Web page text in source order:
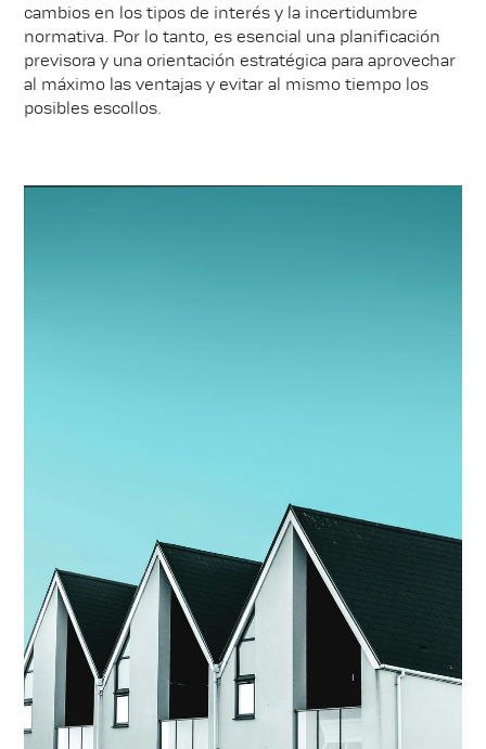
cambios en los tipos de interés y la incertidumbre
normativa. Por lo tanto, es esencial una planificación
previsora y una orientación estratégica para aprovechar
al máximo las ventajas y evitar al mismo tiempo los
posibles escollos.